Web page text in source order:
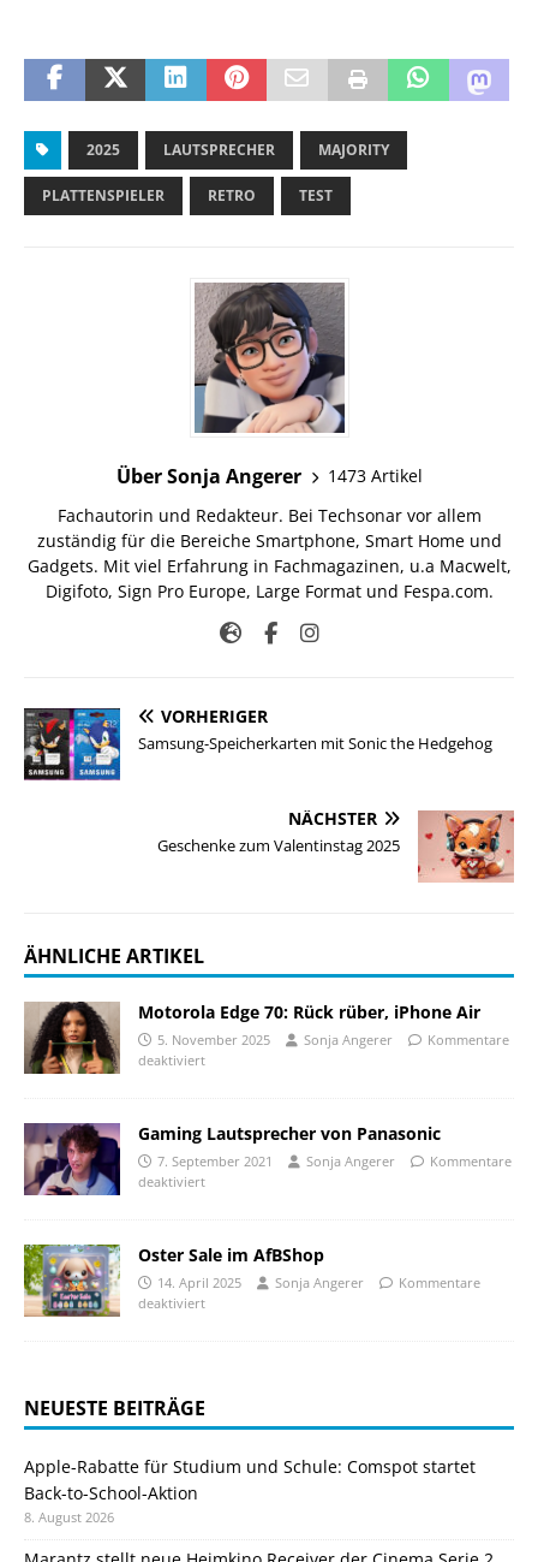
2025 LAUTSPRECHER MAJORITY
PLATTENSPIELER RETRO TEST
Über Sonja Angerer
1473 Artikel
Fachautorin und Redakteur. Bei Techsonar vor allem
zuständig für die Bereiche Smartphone, Smart Home und
Gadgets. Mit viel Erfahrung in Fachmagazinen, u.a Macwelt,
Digifoto, Sign Pro Europe, Large Format und Fespa.com.
VORHERIGER
Samsung-Speicherkarten mit Sonic the Hedgehog
NÄCHSTER
Geschenke zum Valentinstag 2025
ÄHNLICHE ARTIKEL
Motorola Edge 70: Rück rüber, iPhone Air
5. November 2025 Sonja Angerer
Kommentare
deaktiviert
Gaming Lautsprecher von Panasonic
7. September 2021 Sonja Angerer
Kommentare
deaktiviert
Oster Sale im AfBShop
14. April 2025 Sonja Angerer
Kommentare
deaktiviert
NEUESTE BEITRÄGE
Apple-Rabatte für Studium und Schule: Comspot startet
Back-to-School-Aktion
8. August 2026